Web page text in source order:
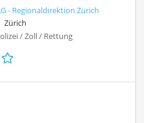
- Regionaldirektion Zürich
Zürich
/ Zoll / Rettung